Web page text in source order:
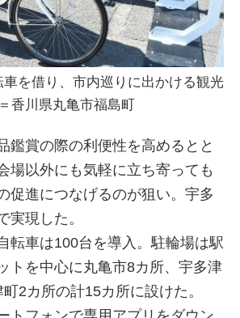
を借り、市内巡りに出かける観光
香川県丸亀市福島町
鑑賞の際の利便性を高めるとと
場以外にも気軽に立ち寄っても
促進につなげるのが狙い。宇多
実現した。
転車は100台を導入。駐輪場は駅
トを中心に丸亀市8カ所、宇多津
2カ所の計15カ所に設けた。